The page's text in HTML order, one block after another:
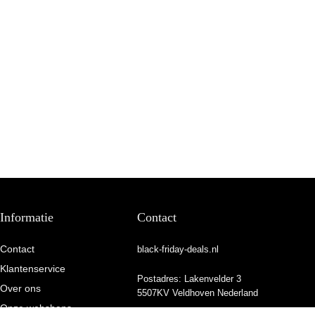
Informatie
Contact
Klantenservice
Over ons
Onze webshops
Contact
black-friday-deals.nl
Postadres: Lakenvelder 3
5507KV Veldhoven Nederland